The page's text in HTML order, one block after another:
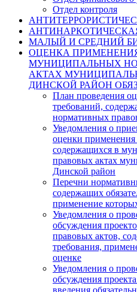
Отдел контроля
МАЛЫЙ И СРЕДНИЙ
ОЦЕНКА
МУНИЦИПАЛЬНЫХ
АКТАХ
ДИНСКОЙ РАЙОН
План проведения
требований,
нормативных
Уведомления о
оценки применения
содержащихся в
правовых актах
Динской район
Перечни
содержащих
применение
Уведомления о
обсуждения
правовых актов,
требования,
оценке
Уведомления о
обсуждения
введения